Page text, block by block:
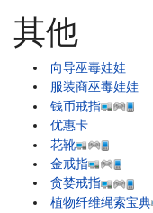
其他
向导巫毒娃娃
服装商巫毒娃娃
钱币戒指
优惠卡
花靴
金戒指
贪婪戒指
植物纤维绳索宝典